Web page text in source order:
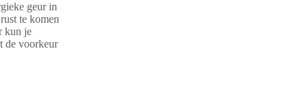
geur in
te komen
kun je
de voorkeur